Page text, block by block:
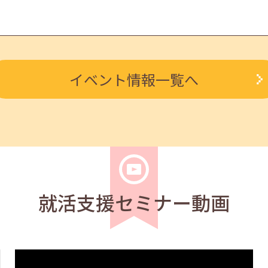
準備と心構え 11:00～11:40
求職者
歴書作成 13:30～15:00
イベント情報一覧へ
就活支援セミナー動画